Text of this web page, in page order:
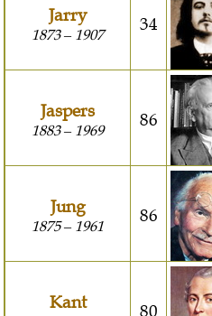
Jarry
1873– 1907 34
Jaspers
1883– 1969 86
Jung
1875– 1961 86
Kant 80